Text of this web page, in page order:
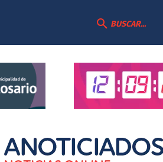
BUSCAR...